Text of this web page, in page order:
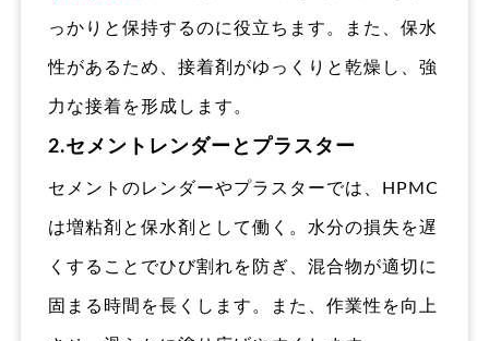
っかりと保持するのに役立ちます。また、保水
性があるため、接着剤がゆっくりと乾燥し、強
力な接着を形成します。
2.セメントレンダーとプラスター
セメントのレンダーやプラスターでは、HPMC
は増粘剤と保水剤として働く。水分の損失を遅
くすることでひび割れを防ぎ、混合物が適切に
固まる時間を長くします。また、作業性を向上